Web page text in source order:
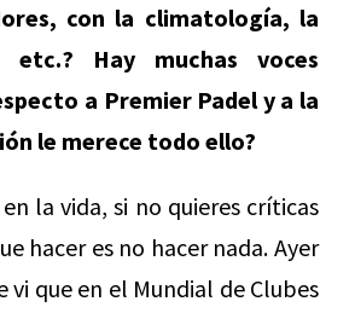
con la climatología, la
etc.? Hay muchas voces
a Premier Padel y a la
le merece todo ello?
la vida, si no quieres críticas
hacer es no hacer nada. Ayer
vi que en el Mundial de Clubes